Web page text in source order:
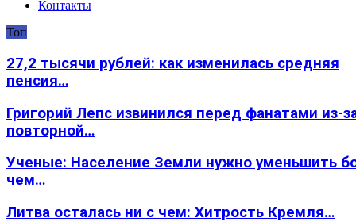
Контакты
Топ
27,2 тысячи рублей: как изменилась средняя
пенсия…
Григорий Лепс извинился перед фанатами из-
повторной…
Ученые: Население Земли нужно уменьшить
чем…
Литва осталась ни с чем: Хитрость Кремля…